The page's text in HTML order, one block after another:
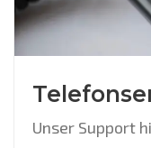
Unser Support